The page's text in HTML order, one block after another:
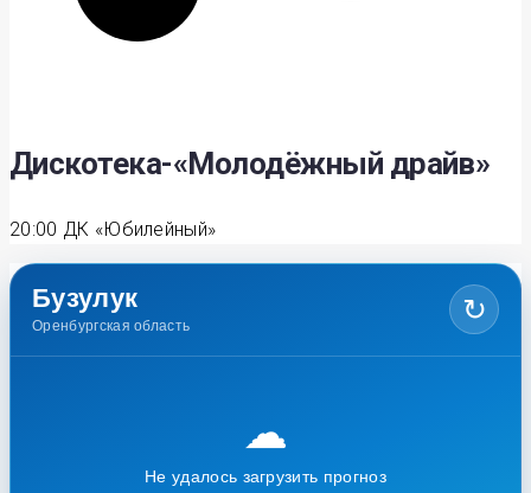
Дискотека-«Молодёжный драйв»
20:00 ДК «Юбилейный»
Бузулук
Оренбургская область ↻
☁
Не удалось загрузить прогноз